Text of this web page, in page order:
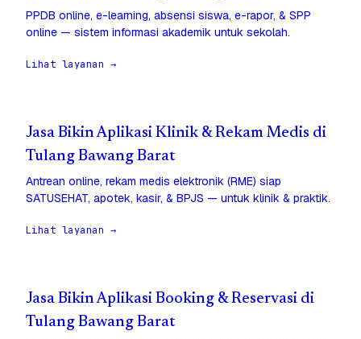
PPDB online, e-learning, absensi siswa, e-rapor, & SPP
online — sistem informasi akademik untuk sekolah.
Lihat layanan →
Jasa Bikin Aplikasi Klinik & Rekam Medis di
Tulang Bawang Barat
Antrean online, rekam medis elektronik (RME) siap
SATUSEHAT, apotek, kasir, & BPJS — untuk klinik & praktik.
Lihat layanan →
Jasa Bikin Aplikasi Booking & Reservasi di
Tulang Bawang Barat